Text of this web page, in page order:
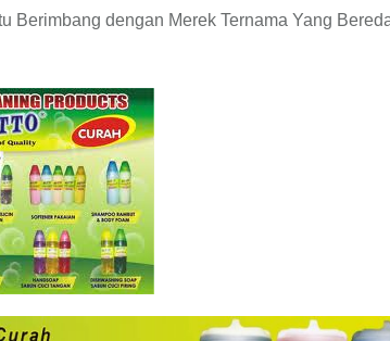
Berimbang dengan Merek Ternama Yang